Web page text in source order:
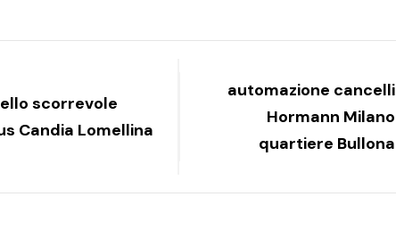
scorrevole
Candia Lomellina
automazione cancelli
Hormann Milano
quartiere Bullona